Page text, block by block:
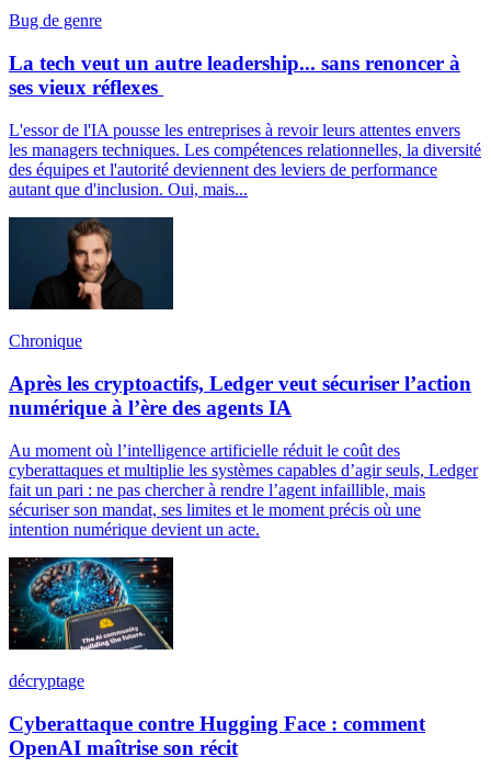
Bug de genre
La tech veut un autre leadership... sans renoncer à
ses vieux réflexes
L'essor de l'IA pousse les entreprises à revoir leurs attentes envers
les managers techniques. Les compétences relationnelles, la diversité
des équipes et l'autorité deviennent des leviers de performance
autant que d'inclusion. Oui, mais...
Chronique
Après les cryptoactifs, Ledger veut sécuriser l’action
numérique à l’ère des agents IA
Au moment où l’intelligence artificielle réduit le coût des
cyberattaques et multiplie les systèmes capables d’agir seuls, Ledger
fait un pari : ne pas chercher à rendre l’agent infaillible, mais
sécuriser son mandat, ses limites et le moment précis où une
intention numérique devient un acte.
décryptage
Cyberattaque contre Hugging Face : comment
OpenAI maîtrise son récit